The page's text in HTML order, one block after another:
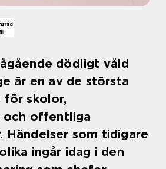
dödligt våld
är en av de största
för skolor,
och offentliga
Händelser som tidigare
ingår idag i den